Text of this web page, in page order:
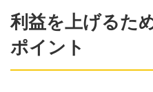
利益を上げるた
ポイント